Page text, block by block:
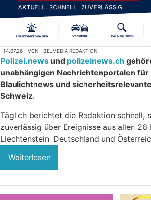
14.07.26 VON BELMEDIA REDAKTION
Polizei.news und polizeinews.ch
unabhängigen Nachrichtenportalen für
Blaulichtnews und
Schweiz.
Täglich berichtet die Redaktion schnell,
zuverlässig über Ereignisse aus allen 26
Liechtenstein, Deutschland und
Weiterlesen